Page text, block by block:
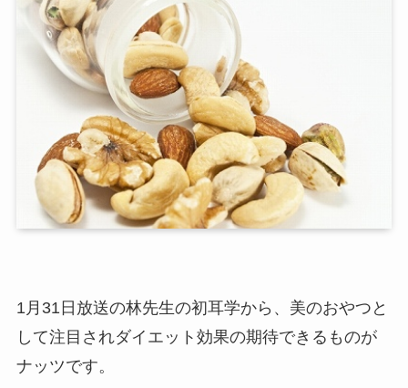
1月31日放送の林先生の初耳学から、美のおやつと
して注目されダイエット効果の期待できるものが
ナッツです。